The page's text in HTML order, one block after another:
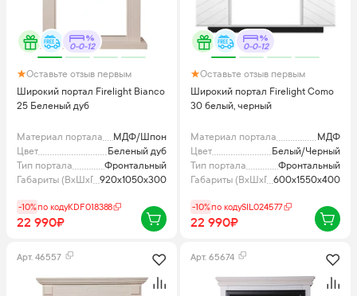
0-0-12
Оставьте отзыв первым
Широкий портал Firelight Bianco
25 Беленый дуб
Материал портала
МДФ/Шпон
Цвет
Беленый дуб
Тип портала
Фронтальный
Габариты (ВхШхГ), мм920x1050x300
-10%по кодуKDF018388
22 990₽
0-0-12
Оставьте отзыв первым
Широкий портал Firelight Como
30 белый, черный
Материал портала
МДФ
Цвет
Белый/Черный
Тип портала
Фронтальный
Габариты (ВхШхГ), мм600x1550x400
-10%по кодуSIL024577
22 990₽
Арт. 46557 Арт. 65674